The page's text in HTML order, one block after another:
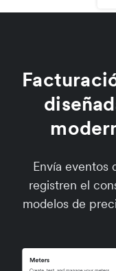
Envía eventos
registren el
modelos de